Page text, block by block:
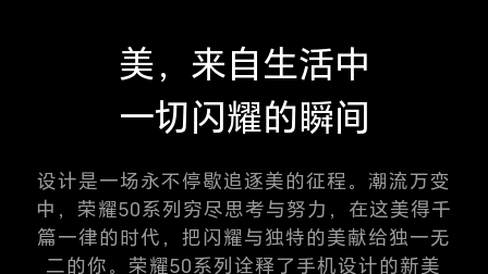
美，来自生活中
一切闪耀的瞬间
设计是一场永不停歇追逐美的征程。潮流万变
中，荣耀50系列穷尽思考与努力， 在这美得千
篇一律的时代，把闪耀与独特的美献给独一无
二的你。 荣耀50系列诠释了手机设计的新美